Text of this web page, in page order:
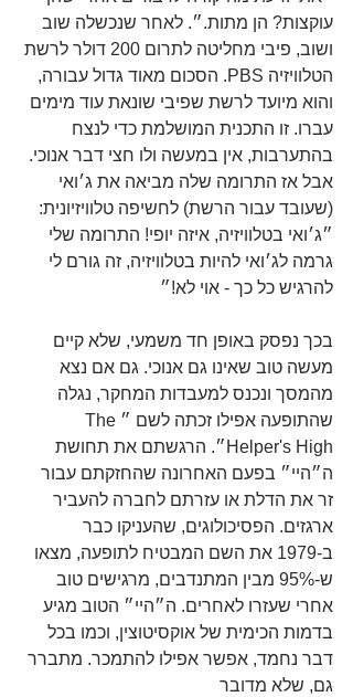
עוקצות? הן מתות.״. לאחר שנכשלה שוב
ושוב, פיבי מחליטה לתרום 200 דולר לרשת
הטלוויזיה PBS. הסכום מאוד גדול עבורה,
והוא מיועד לרשת שפיבי שונאת עוד מימים
עברו. זו התכנית המושלמת כדי לנצח
בהתערבות, אין במעשה ולו חצי דבר אנוכי.
אבל אז התרומה שלה מביאה את ג׳ואי
(שעובד עבור הרשת) לחשיפה טלוויזיונית:
״ג׳ואי בטלוויזיה, איזה יופי! התרומה שלי
גרמה לג׳ואי להיות בטלוויזיה, זה גורם לי
להרגיש כל כך - אוי לא!״
בכך נפסק באופן חד משמעי, שלא קיים
מעשה טוב שאינו גם אנוכי. גם אם נצא
מהמסך ונכנס למעבדות המחקר, נגלה
שהתופעה אפילו זכתה לשם ״The
Helper's High״. הרגשתם את תחושת
ה״היי״ בפעם האחרונה שהחזקתם עבור
זר את הדלת או עזרתם לחברה להעביר
ארגזים. הפסיכולוגים, שהעניקו כבר
ב-1979 את השם המבטיח לתופעה, מצאו
ש-95% מבין המתנדבים, מרגישים טוב
אחרי שעזרו לאחרים. ה״היי״ הטוב מגיע
בדמות הכימית של אוקסיטוצין, וכמו בכל
דבר נחמד, אפשר אפילו להתמכר. מתברר
גם, שלא מדובר